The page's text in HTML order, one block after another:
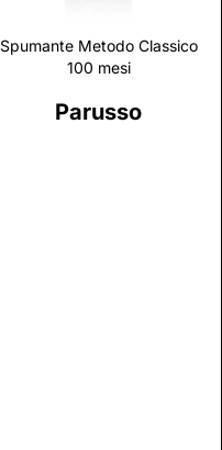
Spumante Metodo Classico
100 mesi
Parusso